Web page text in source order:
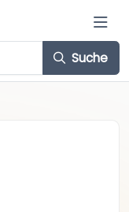
Suche